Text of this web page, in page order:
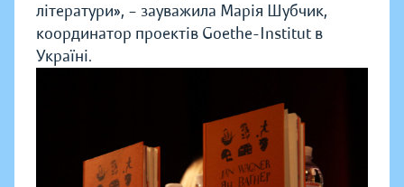
літератури», – зауважила Марія Шубчик,
координатор проектів Goethe-Institut в
Україні.